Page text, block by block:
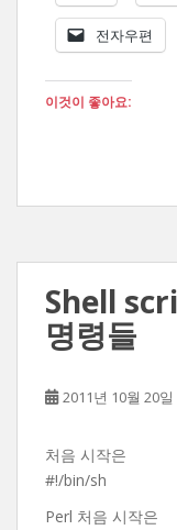
전자우편
이것이 좋아요:
Shell
명령들
2011년 10월 20일
처음 시작은
#!/bin/sh
Perl 처음 시작은